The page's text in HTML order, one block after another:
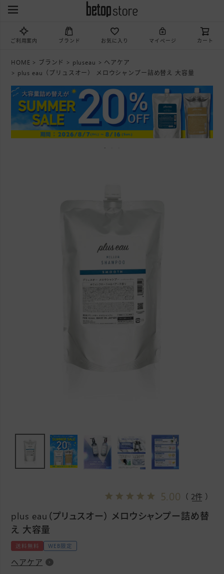
ご利用案内 ブランド お気に入り マイページ カート
HOME ブランド pluseau
ヘアケア
plus eau（プリュスオー） メロウシャンプー詰め替え 大容量
5.00 （ 2件 ）
plus eau（プリュスオー） メロウシャンプー詰め替
え 大容量
送料無料 WEB限定
ヘアケア